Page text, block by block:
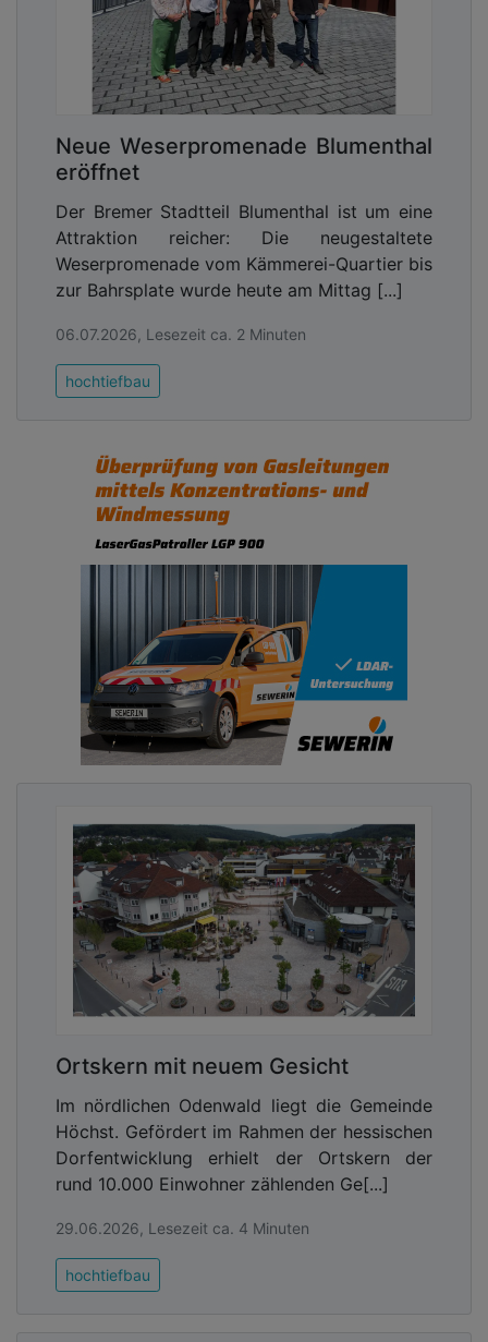
Neue Weserpromenade Blumenthal
eröffnet
Der Bremer Stadtteil Blumenthal ist um eine
Attraktion reicher: Die neugestaltete
Weserpromenade vom Kämmerei-Quartier bis
zur Bahrsplate wurde heute am Mittag [...]
06.07.2026, Lesezeit ca. 2 Minuten
hochtiefbau
Ortskern mit neuem Gesicht
Im nördlichen Odenwald liegt die Gemeinde
Höchst. Gefördert im Rahmen der hessischen
Dorfentwicklung erhielt der Ortskern der
rund 10.000 Einwohner zählenden Ge[...]
29.06.2026, Lesezeit ca. 4 Minuten
hochtiefbau